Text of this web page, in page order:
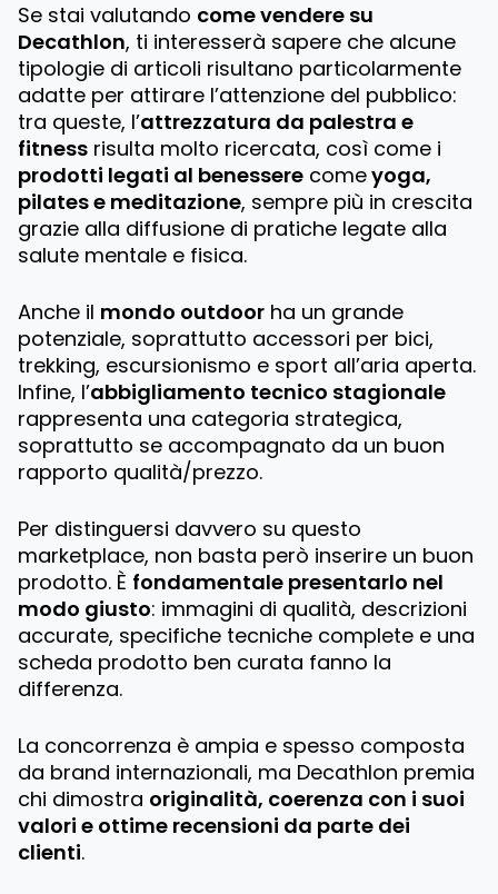
Se stai valutando come vendere su
Decathlon, ti interesserà sapere che alcune
tipologie di articoli risultano particolarmente
adatte per attirare l’attenzione del pubblico:
tra queste, l’attrezzatura da palestra e
fitness risulta molto ricercata, così come i
prodotti legati al benessere comeyoga,
pilates e meditazione, sempre più in crescita
grazie alla diffusione di pratiche legate alla
salute mentale e fisica.
Anche il mondo outdoor ha un grande
potenziale, soprattutto accessori per bici,
trekking, escursionismo e sport all’aria aperta.
Infine, l’abbigliamento tecnico stagionale
rappresenta una categoria strategica,
soprattutto se accompagnato da un buon
rapporto qualità/prezzo.
Per distinguersi davvero su questo
marketplace, non basta però inserire un buon
prodotto. È fondamentale presentarlo nel
modo giusto: immagini di qualità, descrizioni
accurate, specifiche tecniche complete e una
scheda prodotto ben curata fanno la
differenza.
La concorrenza è ampia e spesso composta
da brand internazionali, ma Decathlon premia
chi dimostra originalità, coerenza con i suoi
valori e ottime recensioni da parte dei
clienti.